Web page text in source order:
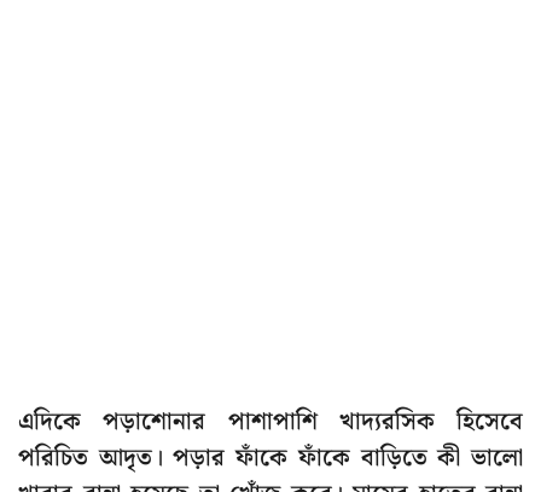
এদিকে পড়াশোনার পাশাপাশি খাদ্যরসিক হিসেবে
পরিচিত আদৃত। পড়ার ফাঁকে ফাঁকে বাড়িতে কী ভালো